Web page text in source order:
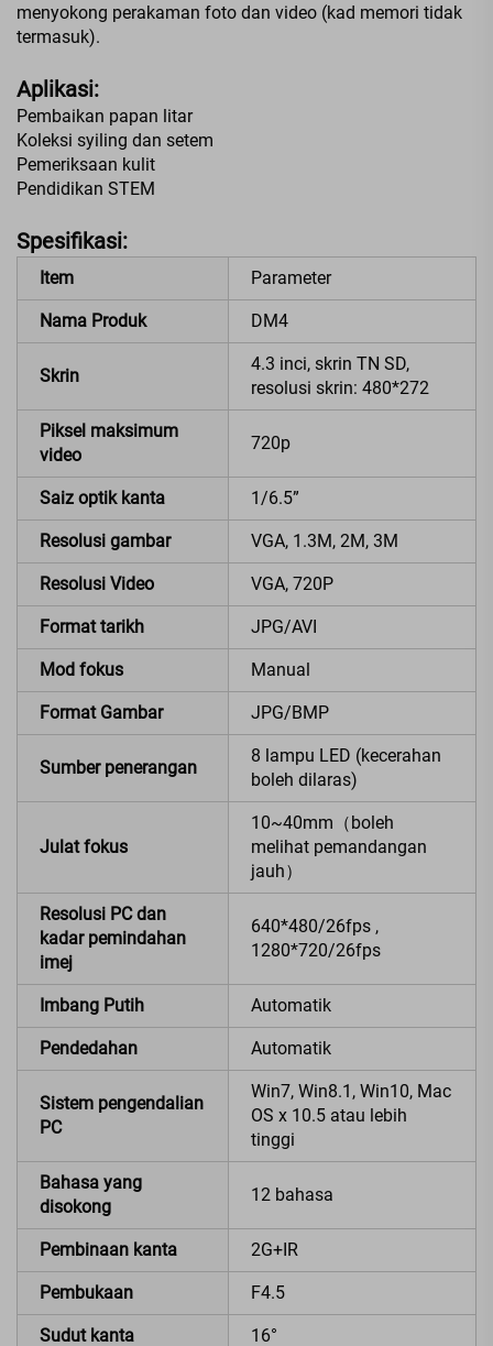
menyokong perakaman foto dan video (kad memori tidak
termasuk).
Aplikasi:
Pembaikan papan litar
Koleksi syiling dan setem
Pemeriksaan kulit
Pendidikan STEM
Spesifikasi:
Item Parameter
Nama Produk DM4
Skrin
4.3 inci, skrin TN SD,
resolusi skrin: 480*272
Piksel maksimum
video
720p
Saiz optik kanta 1/6.5”
Resolusi gambar VGA, 1.3M, 2M, 3M
Resolusi Video VGA, 720P
Format tarikh JPG/AVI
Mod fokus Manual
Format Gambar JPG/BMP
Sumber penerangan
8 lampu LED (kecerahan
boleh dilaras)
Julat fokus
10~40mm（boleh
melihat pemandangan
jauh）
Resolusi PC dan
kadar pemindahan
imej
640*480/26fps ,
1280*720/26fps
Imbang Putih Automatik
Pendedahan Automatik
Sistem pengendalian
PC
Win7, Win8.1, Win10, Mac
OS x 10.5 atau lebih
tinggi
Bahasa yang
disokong
12 bahasa
Pembinaan kanta 2G+IR
Pembukaan F4.5
Sudut kanta 16°